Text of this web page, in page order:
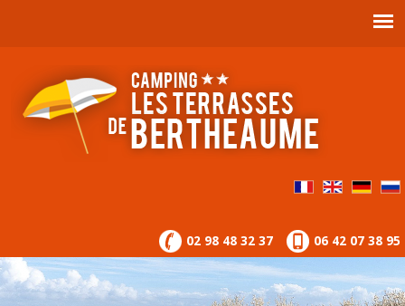
02 98 48 32 37 06 42 07 38 95